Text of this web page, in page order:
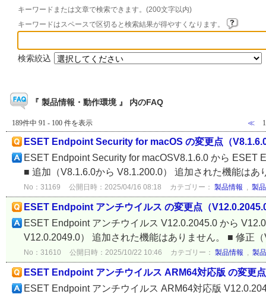
キーワードまたは文章で検索できます。(200文字以内)
キーワードはスペースで区切ると検索結果が得やすくなります。
検索絞込
『 製品情報・動作環境 』 内のFAQ
189件中 91 - 100 件を表示 ≪
ESET Endpoint Security for macOS の変更点（
ESET Endpoint Security for macOSV8.1.6.0 から ESET
■ 追加（V8.1.6.0から V8.1.200.0） 追加された機能はあ
No：31169 公開日時：2025/04/16 08:18 カテゴリー： 製品情報 , 製
ESET Endpoint アンチウイルス の変更点（
ESET Endpoint アンチウイルス V12.0.2045.0 から
V12.0.2049.0） 追加された機能はありません。 ■ 修正
No：31610 公開日時：2025/10/22 10:46 カテゴリー： 製品情報 , 製
ESET Endpoint アンチウイルス ARM64対応版 の変更
ESET Endpoint アンチウイルス ARM64対応版